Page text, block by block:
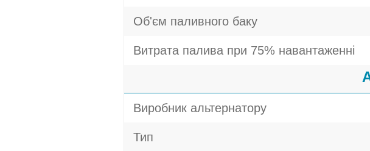
Об'єм паливного баку
Витрата палива при 75% навантаженні
Виробник альтернатору
Тип